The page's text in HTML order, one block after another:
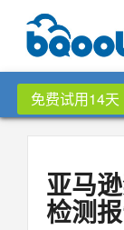
免费试用14天
亚马
检测